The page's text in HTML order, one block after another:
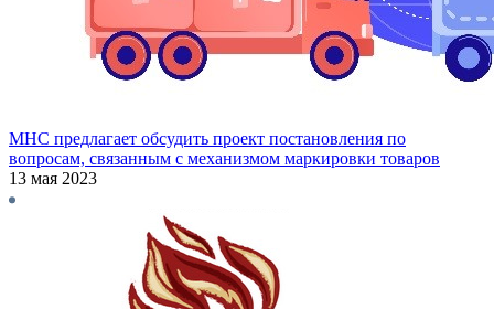
МНС предлагает обсудить проект постановления по
вопросам, связанным с механизмом маркировки товаров
13 мая 2023